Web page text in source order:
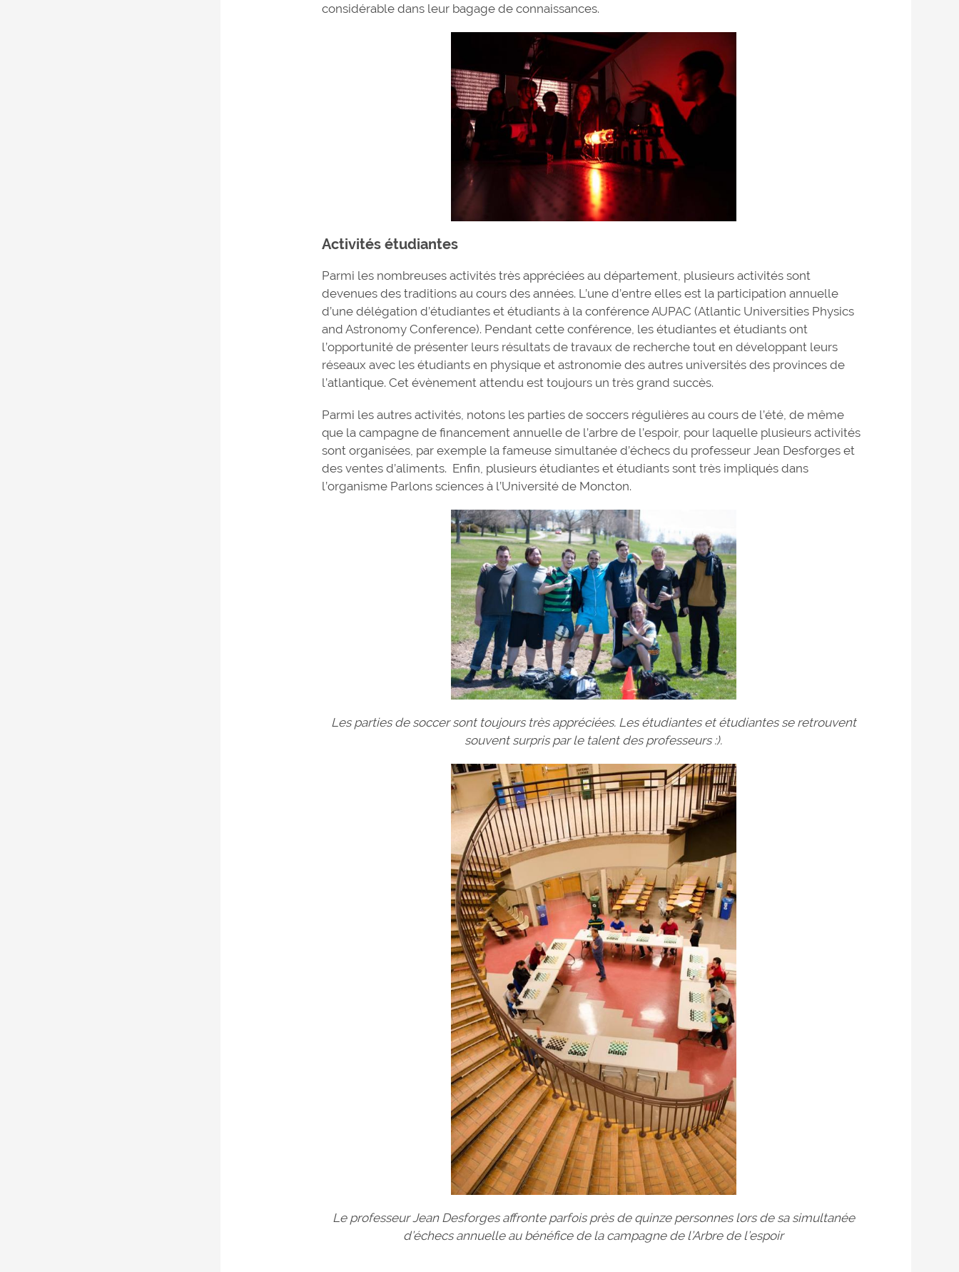
considérable dans leur bagage de connaissances.
Activités étudiantes
Parmi les nombreuses activités très appréciées au département, plusieurs activités sont
devenues des traditions au cours des années. L’une d’entre elles est la participation annuelle
d’une délégation d’étudiantes et étudiants à la conférence AUPAC (Atlantic Universities Physics
and Astronomy Conference). Pendant cette conférence, les étudiantes et étudiants ont
l’opportunité de présenter leurs résultats de travaux de recherche tout en développant leurs
réseaux avec les étudiants en physique et astronomie des autres universités des provinces de
l’atlantique. Cet évènement attendu est toujours un très grand succès.
Parmi les autres activités, notons les parties de soccers régulières au cours de l’été, de même
que la campagne de financement annuelle de l’arbre de l’espoir, pour laquelle plusieurs activités
sont organisées, par exemple la fameuse simultanée d’échecs du professeur Jean Desforges et
des ventes d’aliments. Enfin, plusieurs étudiantes et étudiants sont très impliqués dans
l’organisme Parlons sciences à l’Université de Moncton.
Les parties de soccer sont toujours très appréciées. Les étudiantes et étudiantes se retrouvent
souvent surpris par le talent des professeurs :).
Le professeur Jean Desforges affronte parfois près de quinze personnes lors de sa simultanée
d’échecs annuelle au bénéfice de la campagne de l’Arbre de l’espoir